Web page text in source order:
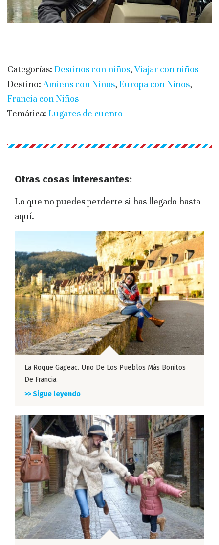
Categorías: Destinos con niños, Viajar con niños
Destino: Amiens con Niños, Europa con Niños,
Francia con Niños
Temática: Lugares de cuento
Otras cosas interesantes:
Lo que no puedes perderte si has llegado hasta
aquí.
La Roque Gageac. Uno De Los Pueblos Más Bonitos
De Francia.
>> Sigue leyendo